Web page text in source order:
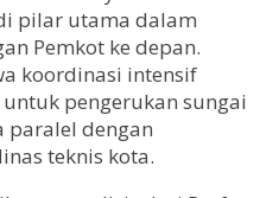
pilar utama dalam
Pemkot ke depan.
koordinasi intensif
untuk pengerukan sungai
paralel dengan
teknis kota.